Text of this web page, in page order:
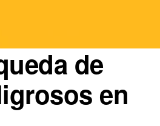
de
en